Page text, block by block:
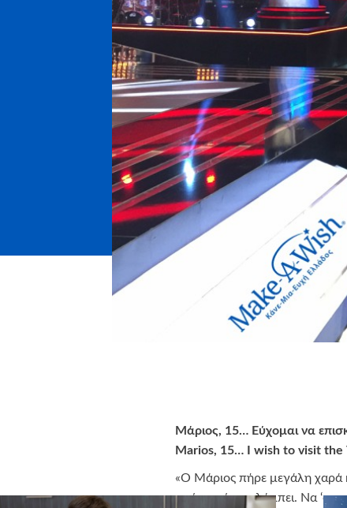
Μάριος, 15… Εύχομαι να
Marios, 15… I wish to visit the
«Ο Μάριος πήρε μεγάλη χαρά
πρόσωπό του λάμπει. Να ‘στε